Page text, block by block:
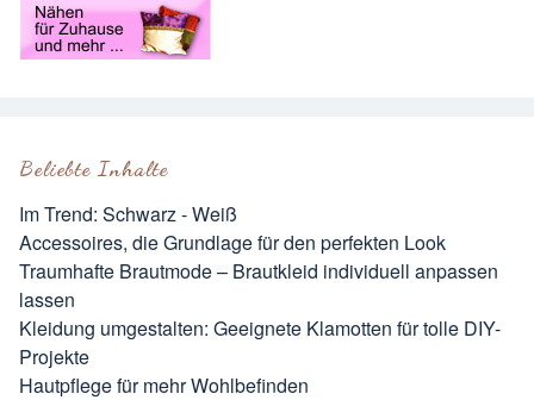
Beliebte Inhalte
Im Trend: Schwarz - Weiß
Accessoires, die Grundlage für den perfekten Look
Traumhafte Brautmode – Brautkleid individuell anpassen
lassen
Kleidung umgestalten: Geeignete Klamotten für tolle DIY-
Projekte
Hautpflege für mehr Wohlbefinden